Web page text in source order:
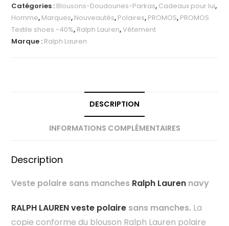
Catégories : Blousons-Doudounes-Parkas, Cadeaux pour lui,
Homme, Marques, Nouveautés, Polaires, PROMOS, PROMOS
Textile shoes -40%, Ralph Lauren,Vêtement
Marque : Ralph Lauren
DESCRIPTION
INFORMATIONS COMPLÉMENTAIRES
Description
Veste polaire sans manches Ralph Lauren navy
RALPH LAUREN veste polaire sans manches. La
copie conforme du blouson Ralph Lauren polaire